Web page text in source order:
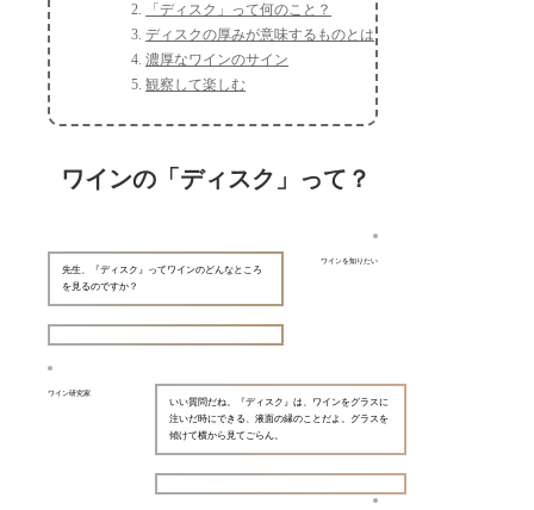
「ディスク」って何のこと？
ディスクの厚みが意味するものとは
濃厚なワインのサイン
観察して楽しむ
ワインの「ディスク」って？
ワインを知りたい
先生、『ディスク』ってワインのどんなところ
を見るのですか？
ワイン研究家
いい質問だね。『ディスク』は、ワインをグラスに
注いだ時にできる、液面の縁のことだよ。グラスを
傾けて横から見てごらん。